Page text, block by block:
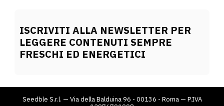
ISCRIVITI ALLA NEWSLETTER PER
LEGGERE CONTENUTI SEMPRE
FRESCHI ED ENERGETICI
Seedble S.r.l. — Via della Balduina 96 - 00136 - Roma — P.IVA